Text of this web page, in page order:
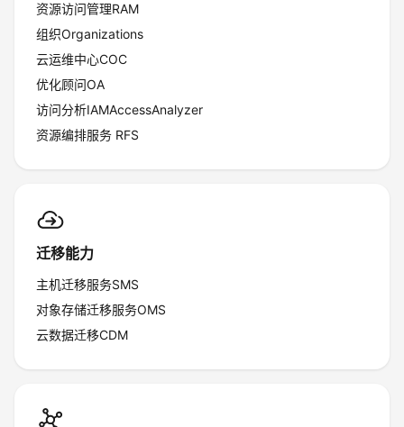
资源访问管理RAM
组织Organizations
云运维中心COC
优化顾问OA
访问分析IAMAccessAnalyzer
资源编排服务 RFS
迁移能力
主机迁移服务SMS
对象存储迁移服务OMS
云数据迁移CDM